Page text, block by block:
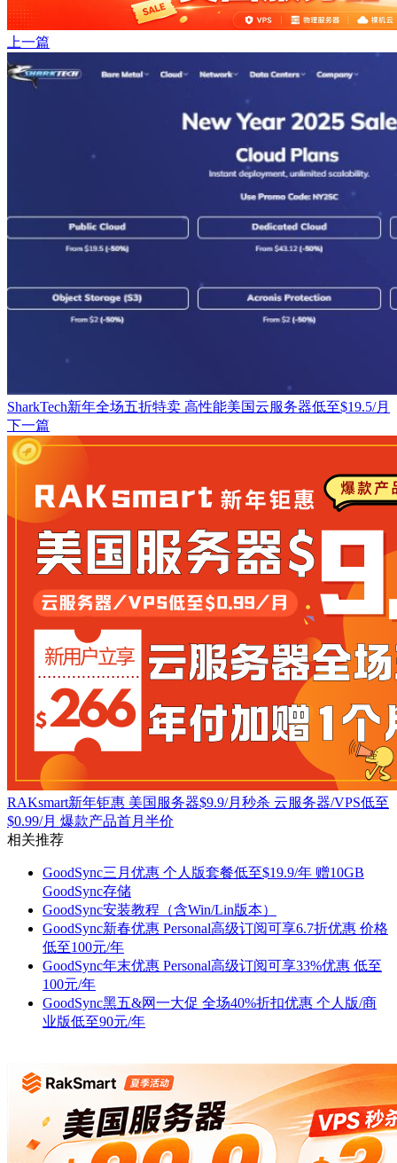
上一篇
SharkTech新年全场五折特卖 高性能美国云服务器低至$19.5/月
下一篇
RAKsmart新年钜惠 美国服务器$9.9/月秒杀 云服务器/VPS低至
$0.99/月 爆款产品首月半价
相关推荐
GoodSync三月优惠 个人版套餐低至$19.9/年 赠10GB
GoodSync存储
GoodSync安装教程（含Win/Lin版本）
GoodSync新春优惠 Personal高级订阅可享6.7折优惠 价格
低至100元/年
GoodSync年末优惠 Personal高级订阅可享33%优惠 低至
100元/年
GoodSync黑五&网一大促 全场40%折扣优惠 个人版/商
业版低至90元/年